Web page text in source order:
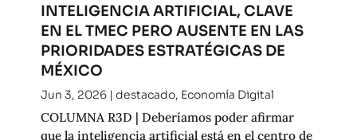
INTELIGENCIA ARTIFICIAL, CLAVE
EN EL TMEC PERO AUSENTE EN LAS
PRIORIDADES ESTRATÉGICAS DE
MÉXICO
Jun 3, 2026| destacado, Economía Digital
COLUMNA R3D | Deberíamos poder afirmar
que la inteligencia artificial está en el centro de